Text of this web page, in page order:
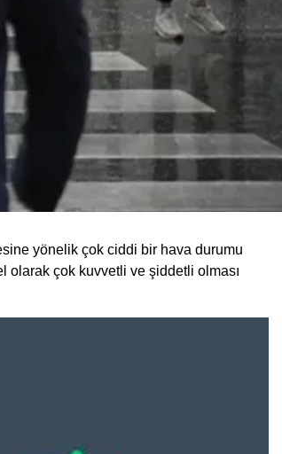
yönelik çok ciddi bir hava durumu
olarak çok kuvvetli ve şiddetli olması